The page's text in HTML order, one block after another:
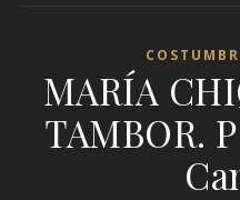
MARÍA
TAMBOR.